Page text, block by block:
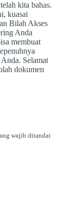
kita bahas.
kuasai
Bilah Akses
Anda
membuat
Selamat
dokumen
wajib ditandai